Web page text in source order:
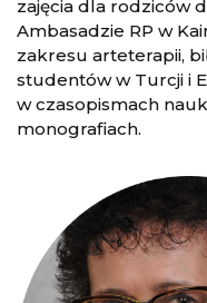
zajęcia dla rodziców
Ambasadzie RP w
zakresu arteterapii,
studentów w Turcji i
w czasopismach
monografiach.